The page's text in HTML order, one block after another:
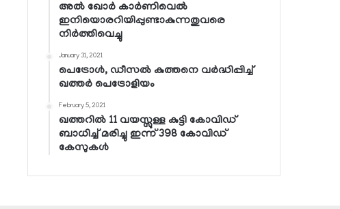
അല്‍ ഖോര്‍ കാര്‍ണിവെല്‍
ഇനിയൊരറിയിപ്പുണ്ടാകുന്നതുവരെ
നിര്‍ത്തിവെച്ചു
January 31, 2021
പെട്രോള്‍, ഡീസല്‍ കുത്തനെ വര്‍ദ്ധിപ്പിച്ച്
ഖത്തര്‍ പെട്രോളിയം
February 5, 2021
ഖത്തറില്‍ 11 വയസ്സുള്ള കുട്ടി കോവിഡ്
ബാധിച്ച് മരിച്ചു ഇന്ന് 398 കോവിഡ്
കേസുകള്‍